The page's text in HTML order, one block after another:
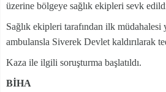
üzerine bölgeye sağlık ekipleri sevk
Sağlık ekipleri tarafından ilk müdahalesi
ambulansla Siverek Devlet kaldırılarak
Kaza ile ilgili soruşturma başlatıldı.
BİHA